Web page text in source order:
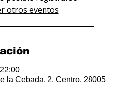
otros eventos
la Cebada, 2, Centro, 28005